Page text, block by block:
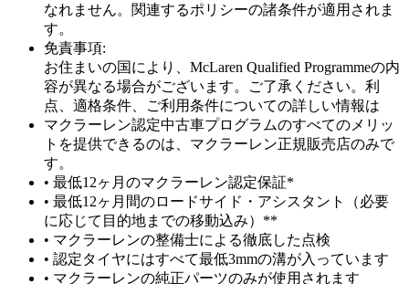
なれません。関連するポリシーの諸条件が適用されま
す。
免責事項:
お住まいの国により、McLaren Qualified Programmeの内
容が異なる場合がございます。ご了承ください。利
点、適格条件、ご利用条件についての詳しい情報は
マクラーレン認定中古車プログラムのすべてのメリッ
トを提供できるのは、マクラーレン正規販売店のみで
す。
• 最低12ヶ月のマクラーレン認定保証*
• 最低12ヶ月間のロードサイド・アシスタント（必要
に応じて目的地までの移動込み）**
• マクラーレンの整備士による徹底した点検
• 認定タイヤにはすべて最低3mmの溝が入っています
• マクラーレンの純正パーツのみが使用されます